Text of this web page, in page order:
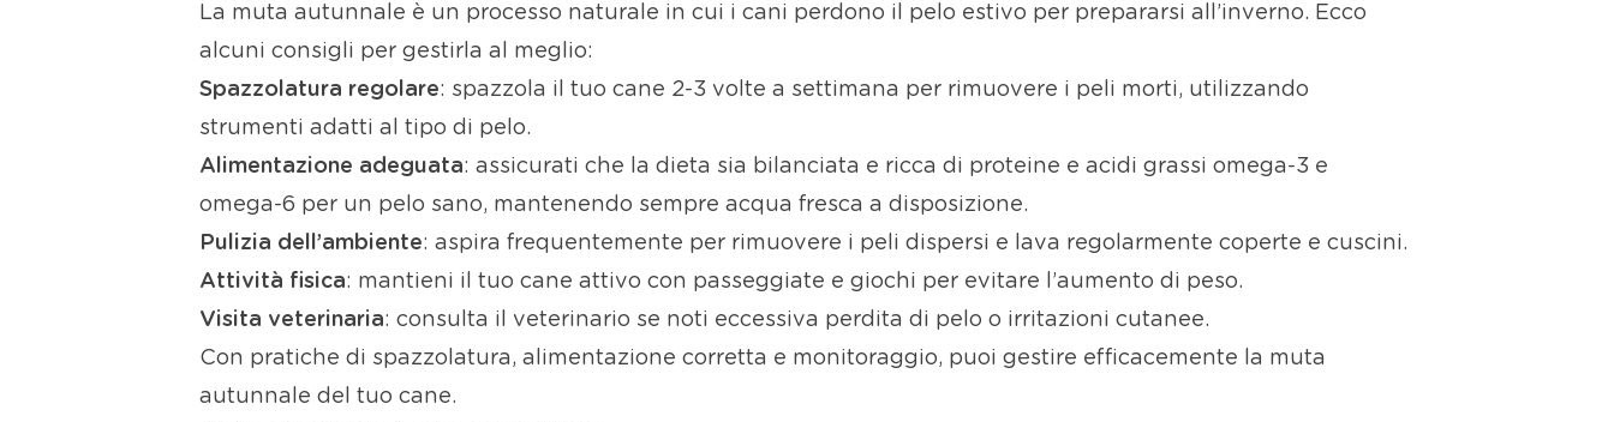
La muta autunnale è un processo naturale in cui i cani perdono il pelo estivo per prepararsi all’inverno. Ecco
alcuni consigli per gestirla al meglio:
Spazzolatura regolare: spazzola il tuo cane 2-3 volte a settimana per rimuovere i peli morti, utilizzando
strumenti adatti al tipo di pelo.
Alimentazione adeguata: assicurati che la dieta sia bilanciata e ricca di proteine e acidi grassi omega-3 e
omega-6 per un pelo sano, mantenendo sempre acqua fresca a disposizione.
Pulizia dell’ambiente: aspira frequentemente per rimuovere i peli dispersi e lava regolarmente coperte e cuscini.
Attività fisica: mantieni il tuo cane attivo con passeggiate e giochi per evitare l’aumento di peso.
Visita veterinaria: consulta il veterinario se noti eccessiva perdita di pelo o irritazioni cutanee.
Con pratiche di spazzolatura, alimentazione corretta e monitoraggio, puoi gestire efficacemente la muta
autunnale del tuo cane.